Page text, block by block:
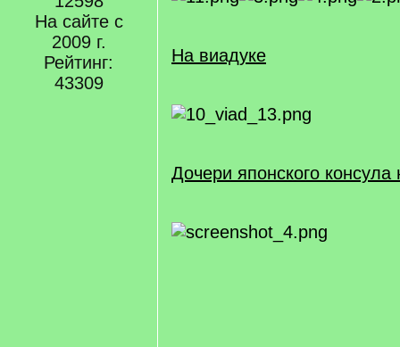
На сайте с
2009 г.
Рейтинг:
43309
На виадуке
Дочери японского консула